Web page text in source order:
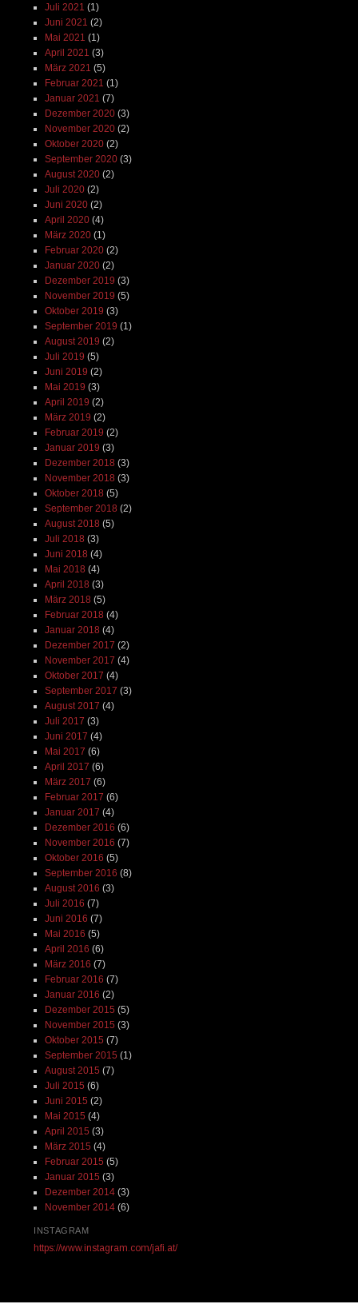
Juli 2021 (1)
Juni 2021 (2)
Mai 2021 (1)
April 2021 (3)
März 2021 (5)
Februar 2021 (1)
Januar 2021 (7)
Dezember 2020(3)
November 2020(2)
Oktober 2020(2)
September 2020(3)
August 2020(2)
Juli 2020(2)
Juni 2020(2)
April 2020(4)
März 2020(1)
Februar 2020(2)
Januar 2020(2)
Dezember 2019 (3)
November 2019 (5)
Oktober 2019 (3)
September 2019 (1)
August 2019 (2)
Juli 2019 (5)
Juni 2019 (2)
Mai 2019 (3)
April 2019 (2)
März 2019 (2)
Februar 2019 (2)
Januar 2019 (3)
Dezember 2018 (3)
November 2018 (3)
Oktober 2018 (5)
September 2018 (2)
August 2018 (5)
Juli 2018 (3)
Juni 2018 (4)
Mai 2018 (4)
April 2018 (3)
März 2018 (5)
Februar 2018 (4)
Januar 2018 (4)
Dezember 2017 (2)
November 2017 (4)
Oktober 2017 (4)
September 2017 (3)
August 2017 (4)
Juli 2017 (3)
Juni 2017 (4)
Mai 2017 (6)
April 2017 (6)
März 2017 (6)
Februar 2017 (6)
Januar 2017 (4)
Dezember 2016 (6)
November 2016 (7)
Oktober 2016 (5)
September 2016 (8)
August 2016 (3)
Juli 2016 (7)
Juni 2016 (7)
Mai 2016 (5)
April 2016 (6)
März 2016 (7)
Februar 2016 (7)
Januar 2016 (2)
Dezember 2015 (5)
November 2015 (3)
Oktober 2015 (7)
September 2015 (1)
August 2015 (7)
Juli 2015 (6)
Juni 2015 (2)
Mai 2015 (4)
April 2015 (3)
März 2015 (4)
Februar 2015 (5)
Januar 2015 (3)
Dezember 2014(3)
November 2014(6)
INSTAGRAM
https://www.instagram.com/jafi.at/